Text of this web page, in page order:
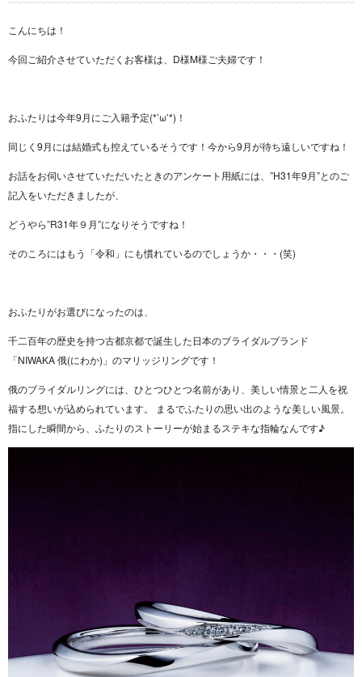
こんにちは！
今回ご紹介させていただくお客様は、D様M様ご夫婦です！
おふたりは今年9月にご入籍予定(*’ω’*)！
同じく9月には結婚式も控えているそうです！今から9月が待ち遠しいですね！
お話をお伺いさせていただいたときのアンケート用紙には、”H31年9月”とのご
記入をいただきましたが、
どうやら”R31年９月”になりそうですね！
そのころにはもう「令和」にも慣れているのでしょうか・・・(笑)
おふたりがお選びになったのは、
千二百年の歴史を持つ古都京都で誕生した日本のブライダルブランド
「NIWAKA 俄(にわか)」のマリッジリングです！
俄のブライダルリングには、ひとつひとつ名前があり、美しい情景と二人を祝
福する想いが込められています。 まるでふたりの思い出のような美しい風景。
指にした瞬間から、ふたりのストーリーが始まるステキな指輪なんです♪